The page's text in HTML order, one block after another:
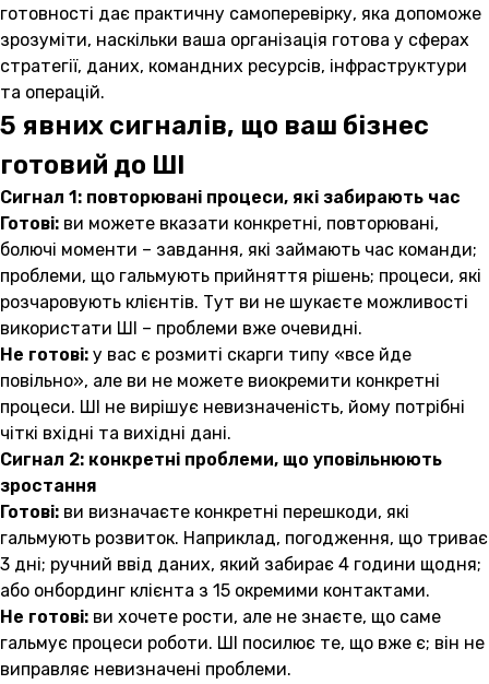
готовності дає практичну самоперевірку, яка допоможе
зрозуміти, наскільки ваша організація готова у сферах
стратегії, даних, командних ресурсів, інфраструктури
та операцій.
5 явних сигналів, що ваш бізнес
готовий до ШІ
Сигнал 1: повторювані процеси, які забирають час
Готові: ви можете вказати конкретні, повторювані,
болючі моменти – завдання, які займають час команди;
проблеми, що гальмують прийняття рішень; процеси, які
розчаровують клієнтів. Тут ви не шукаєте можливості
використати ШІ – проблеми вже очевидні.
Не готові: у вас є розмиті скарги типу «все йде
повільно», але ви не можете виокремити конкретні
процеси. ШІ не вирішує невизначеність, йому потрібні
чіткі вхідні та вихідні дані.
Сигнал 2: конкретні проблеми, що уповільнюють
зростання
Готові: ви визначаєте конкретні перешкоди, які
гальмують розвиток. Наприклад, погодження, що триває
3 дні; ручний ввід даних, який забирає 4 години щодня;
або онбординг клієнта з 15 окремими контактами.
Не готові: ви хочете рости, але не знаєте, що саме
гальмує процеси роботи. ШІ посилює те, що вже є; він не
виправляє невизначені проблеми.